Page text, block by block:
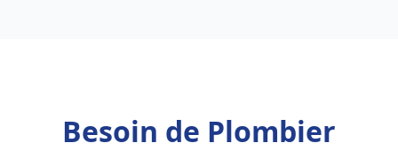
Besoin de Plombier